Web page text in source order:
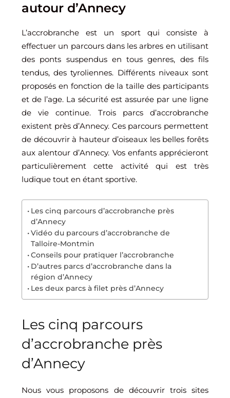
autour d’Annecy
L’accrobranche est un sport qui consiste à
effectuer un parcours dans les arbres en utilisant
des ponts suspendus en tous genres, des fils
tendus, des tyroliennes. Différents niveaux sont
proposés en fonction de la taille des participants
et de l’age. La sécurité est assurée par une ligne
de vie continue. Trois parcs d’accrobranche
existent près d’Annecy. Ces parcours permettent
de découvrir à hauteur d’oiseaux les belles forêts
aux alentour d’Annecy. Vos enfants apprécieront
particulièrement cette activité qui est très
ludique tout en étant sportive.
Les cinq parcours d’accrobranche près
d’Annecy
Vidéo du parcours d’accrobranche de
Talloire-Montmin
Conseils pour pratiquer l’accrobranche
D’autres parcs d’accrobranche dans la
région d’Annecy
Les deux parcs à filet près d’Annecy
Les cinq parcours
d’accrobranche près
d’Annecy
Nous vous proposons de découvrir trois sites